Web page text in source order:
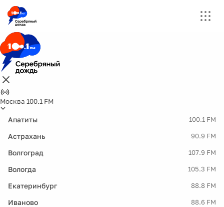
Москва 100.1 FM
Апатиты 100.1 FM
Астрахань 90.9 FM
Волгоград 107.9 FM
Вологда 105.3 FM
Екатеринбург 88.8 FM
Иваново 88.6 FM